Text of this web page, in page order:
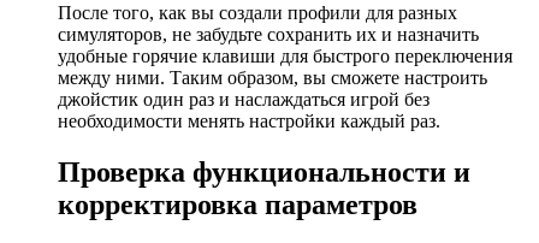
После того, как вы создали профили для разных
симуляторов, не забудьте сохранить их и назначить
удобные горячие клавиши для быстрого переключения
между ними. Таким образом, вы сможете настроить
джойстик один раз и наслаждаться игрой без
необходимости менять настройки каждый раз.
Проверка функциональности и
корректировка параметров